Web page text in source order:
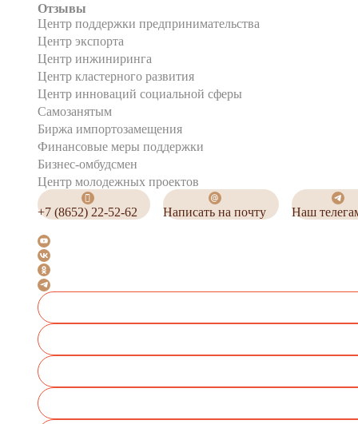
Отзывы
Центр поддержки предпринимательства
Центр экспорта
Центр инжиниринга
Центр кластерного развития
Центр инноваций социальной сферы
Cамозанятым
Биржа импортозамещения
Финансовые меры поддержки
Бизнес-омбудсмен
Центр молодежных проектов
+7 (8652) 22-52-62 Написать на почту Наш